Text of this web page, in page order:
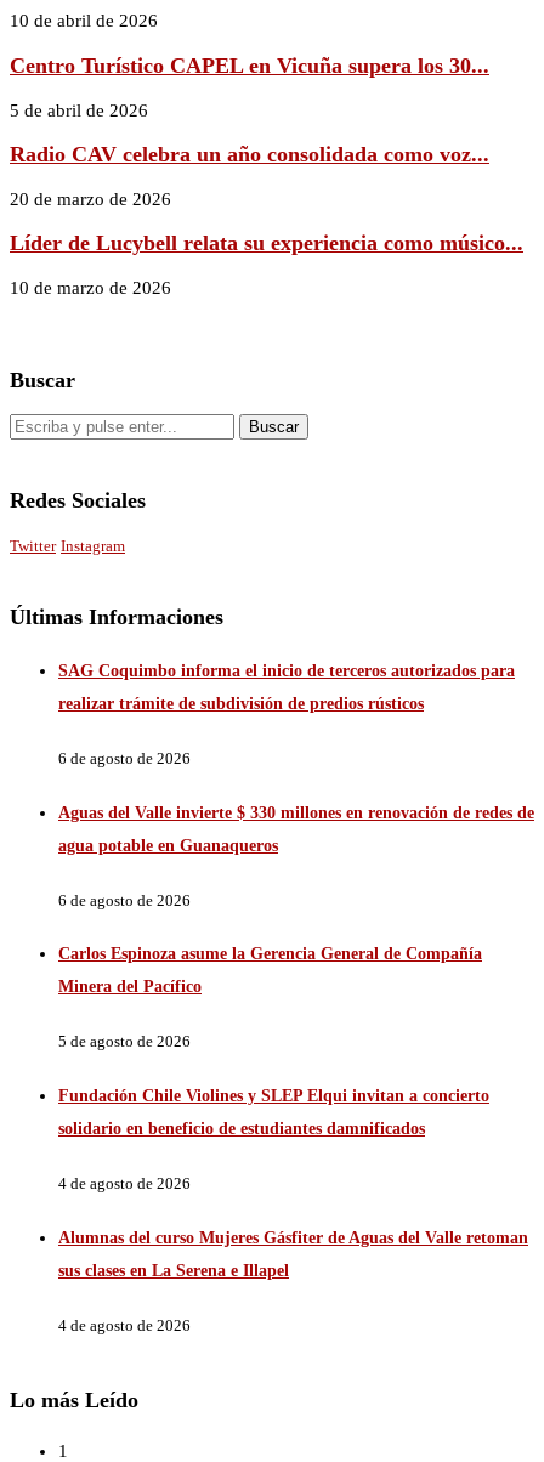
10 de abril de 2026
Centro Turístico CAPEL en Vicuña supera los 30...
5 de abril de 2026
Radio CAV celebra un año consolidada como voz...
20 de marzo de 2026
Líder de Lucybell relata su experiencia como músico...
10 de marzo de 2026
Buscar
Redes Sociales
Twitter Instagram
Últimas Informaciones
SAG Coquimbo informa el inicio de terceros autorizados para
realizar trámite de subdivisión de predios rústicos
6 de agosto de 2026
Aguas del Valle invierte $ 330 millones en renovación de redes de
agua potable en Guanaqueros
6 de agosto de 2026
Carlos Espinoza asume la Gerencia General de Compañía
Minera del Pacífico
5 de agosto de 2026
Fundación Chile Violines y SLEP Elqui invitan a concierto
solidario en beneficio de estudiantes damnificados
4 de agosto de 2026
Alumnas del curso Mujeres Gásfiter de Aguas del Valle retoman
sus clases en La Serena e Illapel
4 de agosto de 2026
Lo más Leído
1